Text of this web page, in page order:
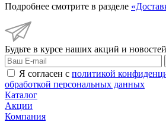
Подробнее смотрите в разделе
Будьте в курсе наших акций и новостей
Я согласен с политикой
обработкой персональных данных
Каталог
Акции
Компания